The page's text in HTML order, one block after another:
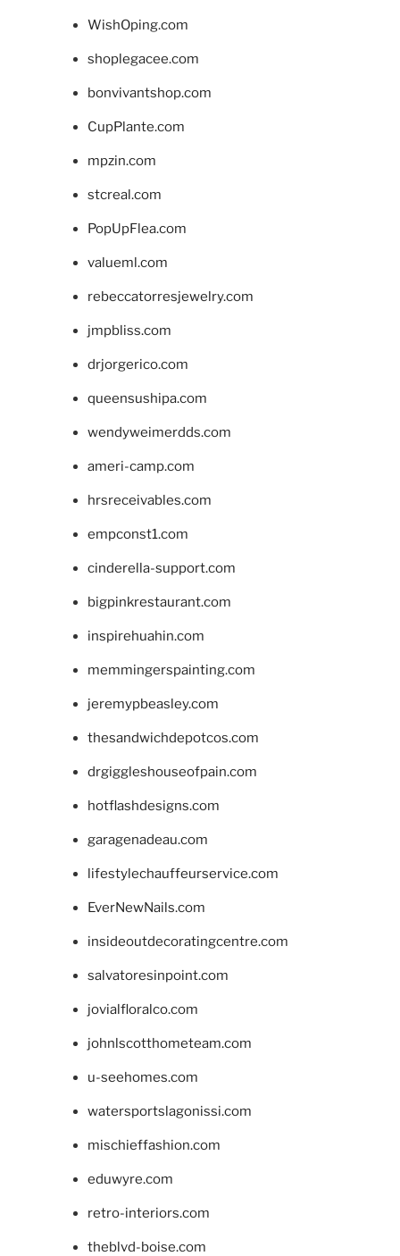
WishOping.com
shoplegacee.com
bonvivantshop.com
CupPlante.com
mpzin.com
stcreal.com
PopUpFlea.com
valueml.com
rebeccatorresjewelry.com
jmpbliss.com
drjorgerico.com
queensushipa.com
wendyweimerdds.com
ameri-camp.com
hrsreceivables.com
empconst1.com
cinderella-support.com
bigpinkrestaurant.com
inspirehuahin.com
memmingerspainting.com
jeremypbeasley.com
thesandwichdepotcos.com
drgiggleshouseofpain.com
hotflashdesigns.com
garagenadeau.com
lifestylechauffeurservice.com
EverNewNails.com
insideoutdecoratingcentre.com
salvatoresinpoint.com
jovialfloralco.com
johnlscotthometeam.com
u-seehomes.com
watersportslagonissi.com
mischieffashion.com
eduwyre.com
retro-interiors.com
theblvd-boise.com